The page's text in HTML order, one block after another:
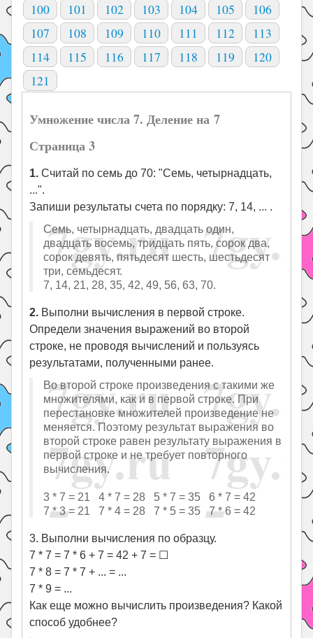
100
101 102 103 104 105
106
107
108 109 110 111 112
113
114
115 116 117 118 119
120
121
Умножение числа 7. Деление на 7
Страница 3
1. Считай по семь до 70: "Семь, четырнадцать,
...".
Запиши результаты счета по порядку: 7, 14, ... .
Семь, четырнадцать, двадцать один,
двадцать восемь, тридцать пять, сорок два,
сорок девять, пятьдесят шесть, шестьдесят
три, семьдесят.
7, 14, 21, 28, 35, 42, 49, 56, 63, 70.
2. Выполни вычисления в первой строке.
Определи значения выражений во второй
строке, не проводя вычислений и пользуясь
результатами, полученными ранее.
Во второй строке произведения с такими же
множителями, как и в первой строке. При
перестановке множителей произведение не
меняется. Поэтому результат выражения во
второй строке равен результату выражения в
первой строке и не требует повторного
вычисления.
3 * 7 = 21 4 * 7 = 28 5 * 7 = 35 6 * 7 = 42
7 * 3 = 21 7 * 4 = 28 7 * 5 = 35 7 * 6 = 42
3. Выполни вычисления по образцу.
7 * 7 = 7 * 6 + 7 = 42 + 7 = ☐
7 * 8 = 7 * 7 + ... = ...
7 * 9 = ...
Как еще можно вычислить произведения? Какой
способ удобнее?